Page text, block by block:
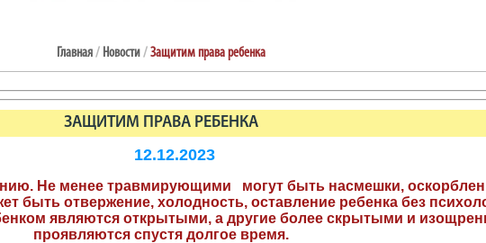
Главная/ Новости/Защитим права ребенка
ЗАЩИТИМ ПРАВА РЕБЕНКА
12.12.2023
Не менее травмирующими могут быть насмешки,
быть отвержение, холодность, оставление ребенка без
являются открытыми, а другие более скрытыми и
проявляются спустя долгое время.